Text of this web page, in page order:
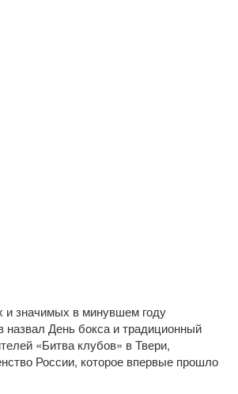
и значимых в минувшем году
назвал День бокса и традиционный
«Битва клубов» в Твери,
России, которое впервые прошло